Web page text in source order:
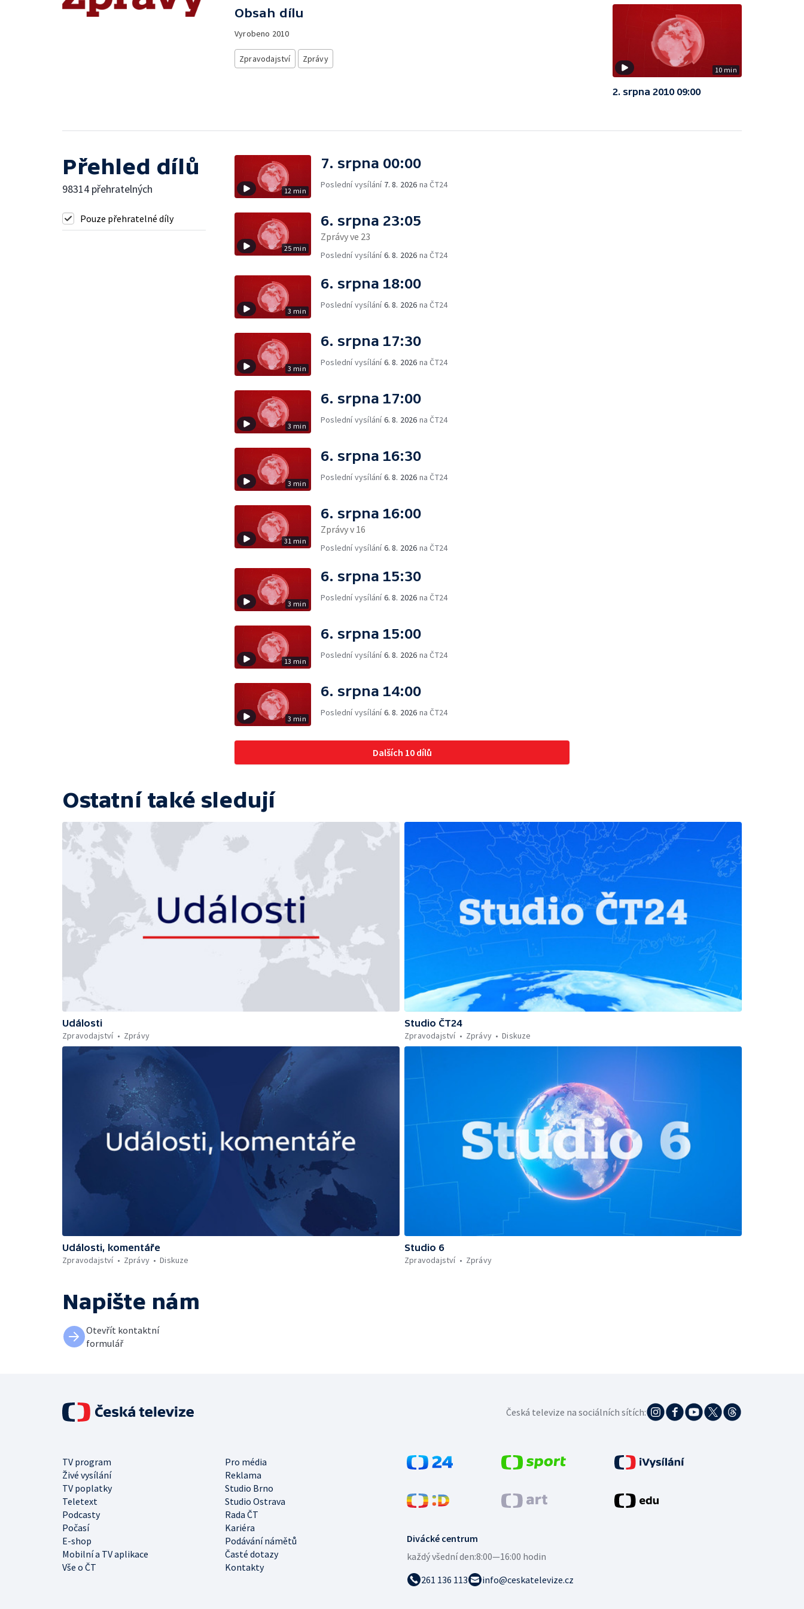
Obsah dílu
Vyrobeno 2010
Zpravodajství Zprávy
10 min
2. srpna 2010 09:00
Přehled dílů
98314 přehratelných
Pouze přehratelné díly
12 min
7. srpna 00:00
Poslední vysílání 7. 8. 2026 na ČT24
25 min
6. srpna 23:05
Zprávy ve 23
Poslední vysílání6. 8. 2026 na ČT24
3 min
6. srpna 18:00
Poslední vysílání6. 8. 2026 na ČT24
3 min
6. srpna 17:30
Poslední vysílání6. 8. 2026 na ČT24
3 min
6. srpna 17:00
Poslední vysílání6. 8. 2026 na ČT24
3 min
6. srpna 16:30
Poslední vysílání6. 8. 2026 na ČT24
31 min
6. srpna 16:00
Zprávy v 16
Poslední vysílání6. 8. 2026 na ČT24
3 min
6. srpna 15:30
Poslední vysílání6. 8. 2026 na ČT24
13 min
6. srpna 15:00
Poslední vysílání6. 8. 2026 na ČT24
3 min
6. srpna 14:00
Poslední vysílání6. 8. 2026 na ČT24
Dalších 10 dílů
Ostatní také sledují
Události
Zpravodajství
Zprávy
Studio ČT24
Zpravodajství
Zprávy Diskuze
Události, komentáře
Zpravodajství
Zprávy Diskuze
Studio 6
Zpravodajství
Zprávy
Napište nám
Otevřít kontaktní
formulář
Divácké centrum
každý všední den:8:00—16:00 hodin
261 136 113
info@ceskatelevize.cz
TV program
Pro média
Živé vysílání
Reklama
TV poplatky
Studio Brno
Teletext
Studio Ostrava
Podcasty
Rada ČT
Počasí
Kariéra
E-shop
Podávání námětů
Mobilní a TV aplikace
Časté dotazy
Vše o ČT
Kontakty
Česká televize na sociálních sítích: